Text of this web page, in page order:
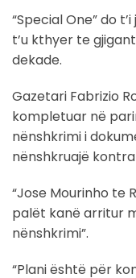
“Special One” do
t’u kthyer te
dekade.
Gazetari Fabrizio
kompletuar në
nënshkrimi i
nënshkruajë
“Jose Mourinho te
palët kanë arritur
nënshkrimi”.
“Plani është për